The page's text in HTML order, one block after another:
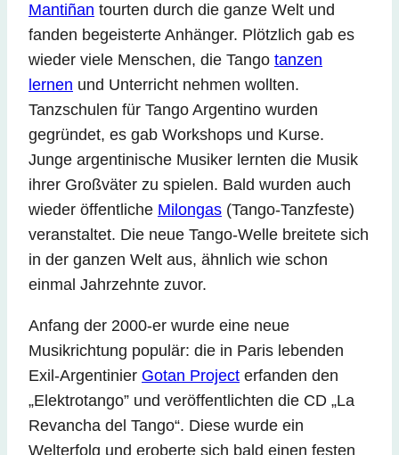
Mantiñan tourten durch die ganze Welt und
fanden begeisterte Anhänger. Plötzlich gab es
wieder viele Menschen, die Tango tanzen
lernen und Unterricht nehmen wollten.
Tanzschulen für Tango Argentino wurden
gegründet, es gab Workshops und Kurse.
Junge argentinische Musiker lernten die Musik
ihrer Großväter zu spielen. Bald wurden auch
wieder öffentliche Milongas (Tango-Tanzfeste)
veranstaltet. Die neue Tango-Welle breitete sich
in der ganzen Welt aus, ähnlich wie schon
einmal Jahrzehnte zuvor.
Anfang der 2000-er wurde eine neue
Musikrichtung populär: die in Paris lebenden
Exil-Argentinier Gotan Project erfanden den
„Elektrotango” und veröffentlichten die CD „La
Revancha del Tango“. Diese wurde ein
Welterfolg und eroberte sich bald einen festen